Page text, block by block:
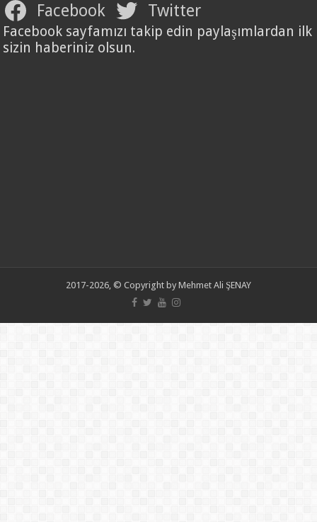
Facebook
Twitter
Facebook sayfamızı takip edin paylaşımlardan ilk
sizin haberiniz olsun.
2017-2026, © Copyright by Mehmet Ali ŞENAY